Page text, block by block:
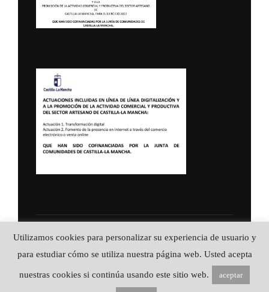
Política de Privacidad
Copyright © 2026 ALFA CUCHILLERIA ::
Utilizamos cookies para personalizar su experiencia de usuario y
para estudiar cómo se utiliza nuestra página web. Usted acepta
nuestras cookies si continúa usando este sitio web. aceptar